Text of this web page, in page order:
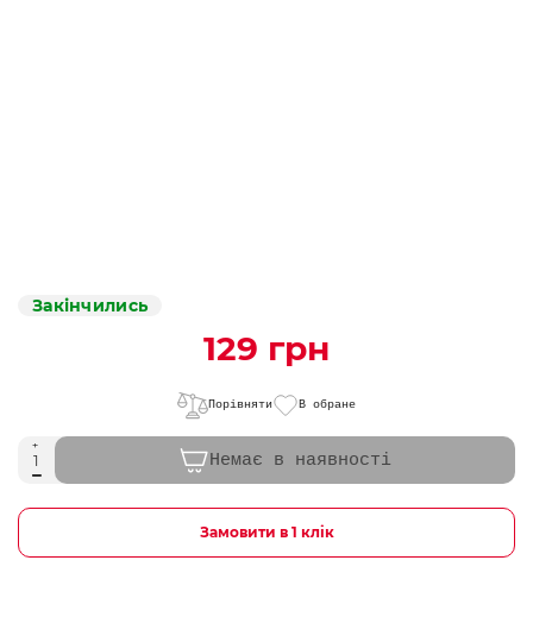
Закінчились
129 грн
Порівняти В обране
Немає в наявності
Замовити в 1 клік